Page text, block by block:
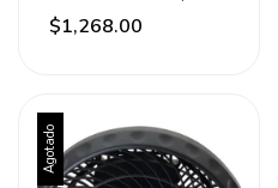
Metálicas Tecnovent
45.72 Cm Negro
$1,268.00
Agotado